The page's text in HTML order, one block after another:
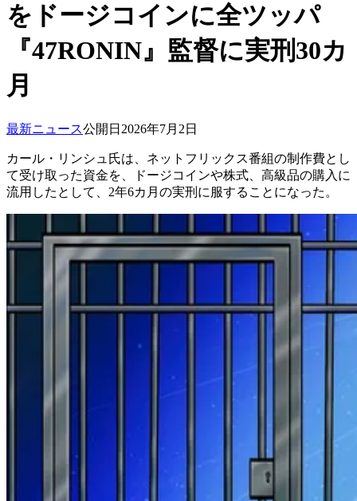
をドージコインに全ツッパ
『47RONIN』監督に実刑30カ
月
最新ニュース公開日 2026年7月2日
カール・リンシュ氏は、ネットフリックス番組の制作費とし
て受け取った資金を、ドージコインや株式、高級品の購入に
流用したとして、2年6カ月の実刑に服することになった。